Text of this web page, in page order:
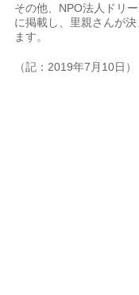
その他、NPO法人ドリ
に掲載し、里親さんが
ます。
（記：2019年7月10日）